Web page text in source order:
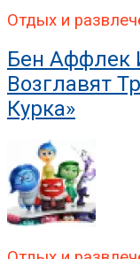
Отдых и
Бен Аффлек
Возглавят
Курка»